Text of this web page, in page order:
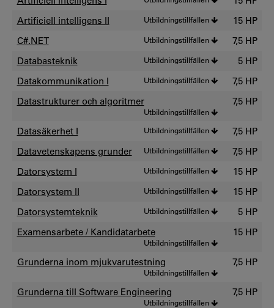
Artificiell intelligens II
Utbildningstillfällen
15 HP
C#.NET
Utbildningstillfällen
7,5 HP
Databasteknik
Utbildningstillfällen
5 HP
Datakommunikation I
Utbildningstillfällen
7,5 HP
Datastrukturer och algoritmer
Utbildningstillfällen
7,5 HP
Datasäkerhet I Utbildningstillfällen
7,5 HP
Datavetenskapens grunder
Utbildningstillfällen
7,5 HP
Datorsystem I
Utbildningstillfällen
15 HP
Datorsystem II
Utbildningstillfällen
15 HP
Datorsystemteknik
Utbildningstillfällen
5 HP
Examensarbete / Kandidatarbete
Utbildningstillfällen
15 HP
Grunderna inom mjukvarutestning
Utbildningstillfällen
7,5 HP
Grunderna till Software Engineering
Utbildningstillfällen
7,5 HP